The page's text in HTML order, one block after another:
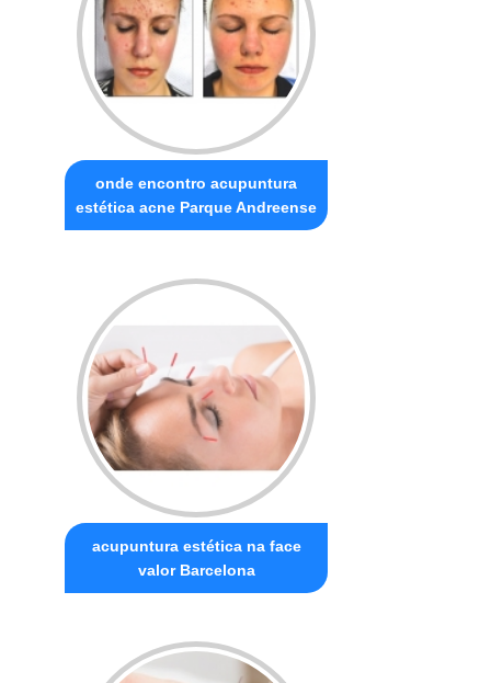
onde encontro acupuntura
estética acne Parque Andreense
acupuntura estética na face
valor Barcelona